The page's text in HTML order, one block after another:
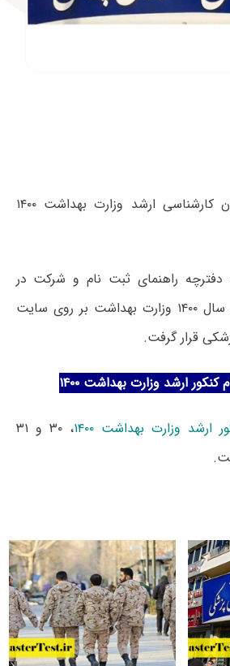
دفترچه ثبت نام آزمون کارشناسی ارشد وزارت بهداشت ۱۴۰۰
دفترچه راهنمای ثبت نام و شرکت در
سال ۱۴۰۰ وزارت بهداشت بر روی سایت
قرار گرفت.
ارشد وزارت بهداشت ۱۴۰۰
ارشد وزارت بهداشت ۱۴۰۰
، ۳۰ و ۳۱